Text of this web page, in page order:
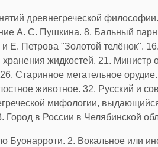
древнегреческой
А. С. Пушкина. 8. Бальный
Петрова "Золотой телёнок".
хранения жидкостей. 21.
Старинное метательное
животное. 32. Русский и
мифологии,
в России в Челябинской
Буонарроти. 2. Вокальное или